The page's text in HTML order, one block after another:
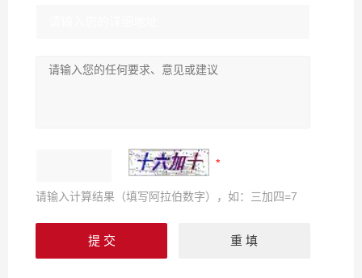
请输入计算结果（填写阿拉伯数字），如：三加四=7